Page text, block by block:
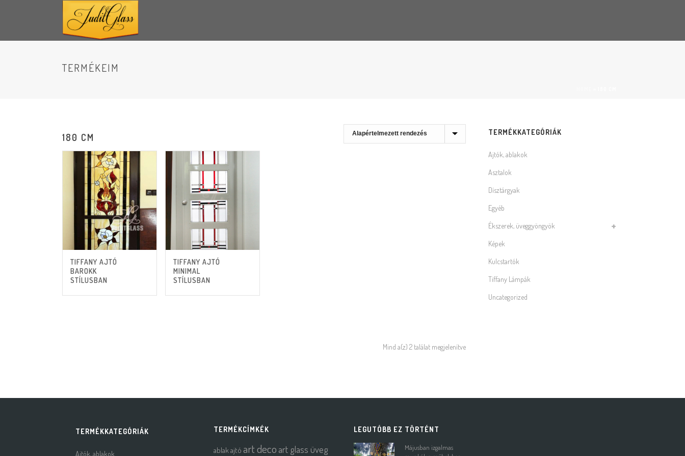
TERMÉKEIM
180 CM
TIFFANY AJTÓ
BAROKK
STÍLUSBAN
TIFFANY AJTÓ
MINIMAL
STÍLUSBAN
Mind a(z) 2 találat megjelenítve
TERMÉKKATEGÓRIÁK
Ajtók, ablakok
Asztalok
Dísztárgyak
Egyéb
Ékszerek, üveggyöngyök
Képek
Kulcstartók
Tiffany Lámpák
Uncategorized
TERMÉKKATEGÓRIÁK
Ajtók, ablakok
TERMÉKCÍMKÉK
ablak ajtó art deco art glass üveg
LEGUTÓBB EZ TÖRTÉNT
Májusban izgalmas